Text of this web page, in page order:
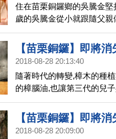
住在苗栗銅鑼鄉的吳騰金
歲的吳騰金從小就跟隨父
留下來的傳統樟腦油廠。
【苗栗銅鑼】即將
(下) | 產業 | 美麗心台
2018-08-28 20:13:40
隨著時代的轉變,樟木的種
的樟腦油,也讓第三代的兒
是如何堅持這個古老傳統
【苗栗銅鑼】即將
(上) | 產業 | 美麗心台
2018-08-28 20:09:00